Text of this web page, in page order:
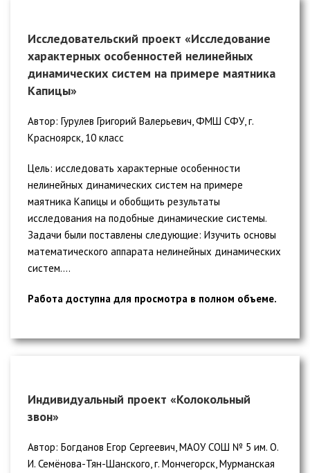
Исследовательский проект «Исследование
характерных особенностей нелинейных
динамических систем на примере маятника
Капицы»
Автор: Гурулев Григорий Валерьевич, ФМШ СФУ, г.
Красноярск, 10 класс
Цель: исследовать характерные особенности
нелинейных динамических систем на примере
маятника Капицы и обобщить результаты
исследования на подобные динамические системы.
Задачи были поставлены следующие: Изучить основы
математического аппарата нелинейных динамических
систем....
Работа доступна для просмотра в полном объеме.
Индивидуальный проект «Колокольный
звон»
Автор: Богданов Егор Сергеевич, МАОУ СОШ № 5 им. О.
И. Семёнова-Тян-Шанского, г. Мончегорск, Мурманская